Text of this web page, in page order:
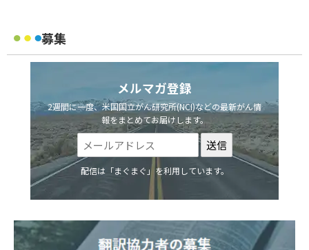
募集
メルマガ登録
2週間に一度、米国国立がん研究所(NCI)などの最新がん情
報をまとめてお届けします。
配信は「まぐまぐ」を利用しています。